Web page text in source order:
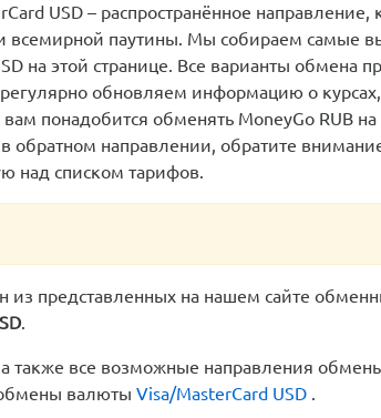
USD – распространённое направление,
всемирной паутины. Мы собираем самые
на этой странице. Все варианты обмена
обновляем информацию о
понадобится обменять MoneyGo RUB
обратном направлении, обратите
над списком тарифов.
представленных на нашем сайте
.
также все возможные направления
валюты Visa/MasterCard USD .